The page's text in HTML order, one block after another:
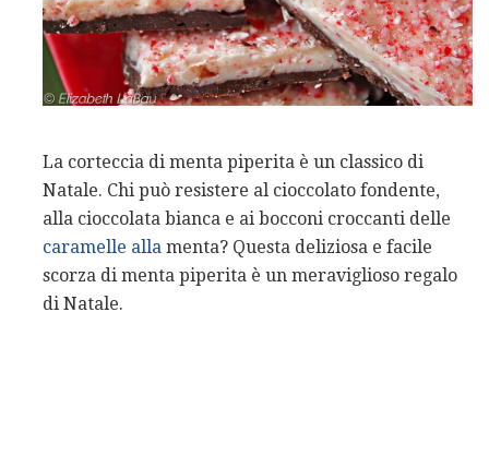
La corteccia di menta piperita è un classico di
Natale. Chi può resistere al cioccolato fondente,
alla cioccolata bianca e ai bocconi croccanti delle
caramelle alla menta? Questa deliziosa e facile
scorza di menta piperita è un meraviglioso regalo
di Natale.